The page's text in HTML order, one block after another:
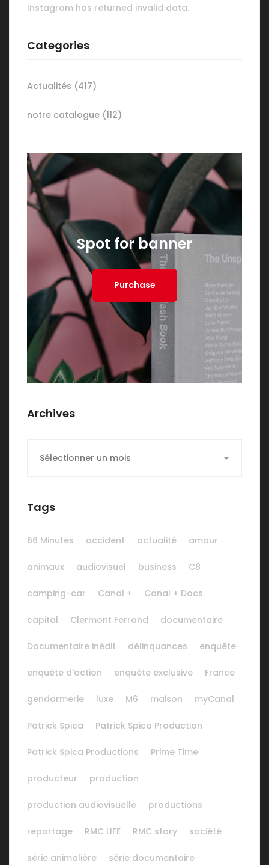
Instagram has returned invalid data.
Categories
Actualités (417)
notre catalogue (112)
Spot for banner
Purchase
Archives
Tags
66 Minutes accident actualité amour
animaux audiovisuel business C8
camping-car Canal + Canal + Docs
capital Clermont Ferrand documentaire
Documentaire inédit délinquances enquête
enquête d'action enquête exclusive France
gendarmerie luxe M6 maison myCanal
Patrick Spica Patrick Spica Production
Patrick Spica Productions Prime Time
producteur production
production audiovisuelle productions
reportage RMC LIFE RMC story société
série animalière série documentaire